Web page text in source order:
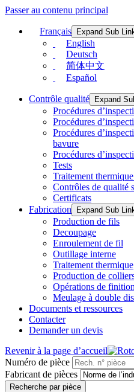
Passer au contenu principal
Français Expand Sub
English
Deutsch
简体中文
Español
Contrôle qualité Expand
Procédures
Procédures
Procédures
bavure
Procédures
Tests
Traitement
Contrôles de qualité
Certificats
Fabrication
Expand Sub
Production de fils
Decoupage
Enroulement de fil
Outillage interne
Traitement thermique
Production de
Opérations de finition
Meulage à double
Documents et ressources
Contacter
Demander un devis
Revenir à la page d’accueil
Numéro de pièce
Fabricant de pièces
Recherche par pièce